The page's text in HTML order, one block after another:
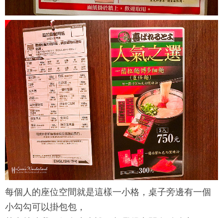
每個人的座位空間就是這樣一小格，桌子旁邊有一個
小勾勾可以掛包包，